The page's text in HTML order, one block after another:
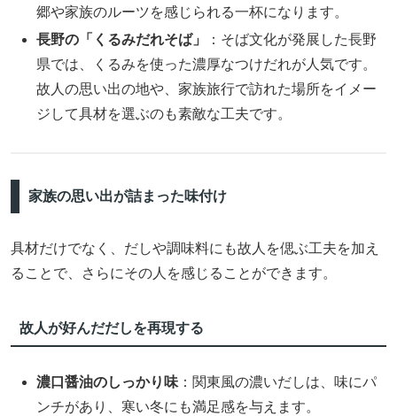
郷や家族のルーツを感じられる一杯になります。
長野の「くるみだれそば」
：そば文化が発展した長野
県では、くるみを使った濃厚なつけだれが人気です。
故人の思い出の地や、家族旅行で訪れた場所をイメー
ジして具材を選ぶのも素敵な工夫です。
家族の思い出が詰まった味付け
具材だけでなく、だしや調味料にも故人を偲ぶ工夫を加え
ることで、さらにその人を感じることができます。
故人が好んだだしを再現する
濃口醤油のしっかり味 ：関東風の濃いだしは、味にパ
ンチがあり、寒い冬にも満足感を与えます。